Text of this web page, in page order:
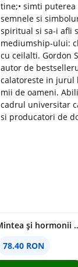
tine;• simti
semnele si
spiritual si sa-i afli
mediumship-ului:
cu ceilalti. Gordon
autor de
calatoreste in jurul
mii de oameni.
cadrul universitar
si producatori de
Pachet
78.40 RON